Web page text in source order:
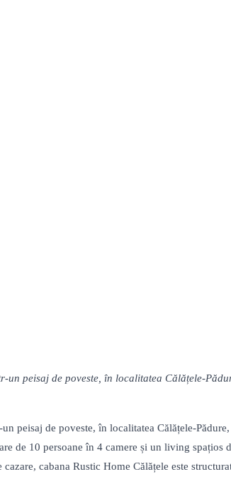
un peisaj de poveste, în localitatea Călățele-
peisaj de poveste, în localitatea Călățele-
de 10 persoane în 4 camere și un living
cabana Rustic Home Călățele este